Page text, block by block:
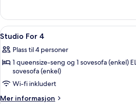
Åpne
alle
bildene
av
Studio
For
4
12
Studio For 4
Plass til 4 personer
1 queensize-seng og 1 sovesofa (enkel)
sovesofa (enkel)
Wi-fi inkludert
Mer informasjon
Mer